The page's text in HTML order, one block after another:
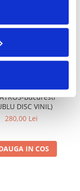
Bucuresti
DISC VINIL)
280,00 Lei
IN COS